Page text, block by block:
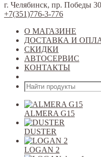
г. Челябинск, пр. Победы
+7(351)776-3-776
О МАГАЗИНЕ
ДОСТАВКА И
СКИДКИ
АВТОСЕРВИС
КОНТАКТЫ
ALMERA G15
DUSTER
LOGAN 2